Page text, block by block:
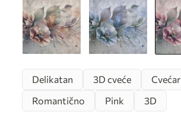
Delikatan 3D cveće Cvećar
Romantično
Pink 3D